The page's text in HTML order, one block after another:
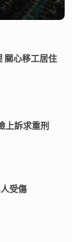
關心移工居住
上訴求重刑
受傷